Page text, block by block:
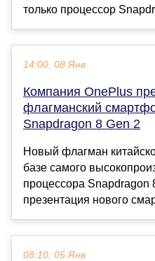
только процессор
14:00, 08 Янв
Компания OnePlus
флагманский
Snapdragon 8 Gen 2
Новый флагман
базе самого
процессора Snapdragon
презентация нового
08:10, 05 Янв